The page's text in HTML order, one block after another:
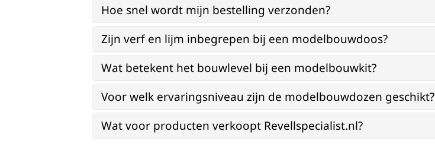
Hoe snel wordt mijn bestelling verzonden?
Zijn verf en lijm inbegrepen bij een modelbouwdoos?
Wat betekent het bouwlevel bij een modelbouwkit?
Voor welk ervaringsniveau zijn de modelbouwdozen geschikt?
Wat voor producten verkoopt Revellspecialist.nl?